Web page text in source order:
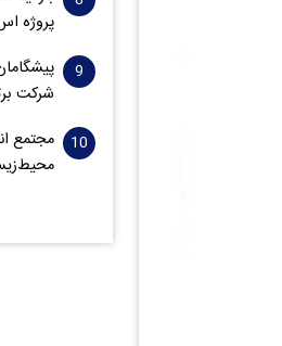
پروژه
شرکت
مجتمع